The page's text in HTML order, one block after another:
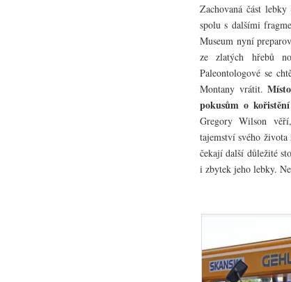
Zachovaná část
spolu s dalšími
Museum nyní
ze zlatých hřebů
Paleontologové se
Montany vrátit.
pokusům o
Gregory Wilson
tajemství svého
čekají další důležité
i zbytek jeho lebky.